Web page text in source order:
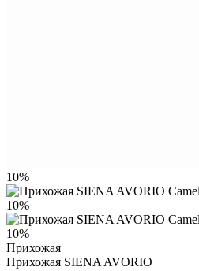
10%
10%
10%
Прихожая
Прихожая SIENA AVORIO